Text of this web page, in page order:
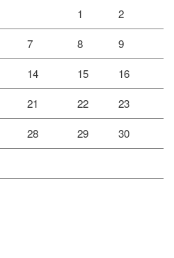
1 2
7 8 9
14 15 16
21 22 23
28 29 30